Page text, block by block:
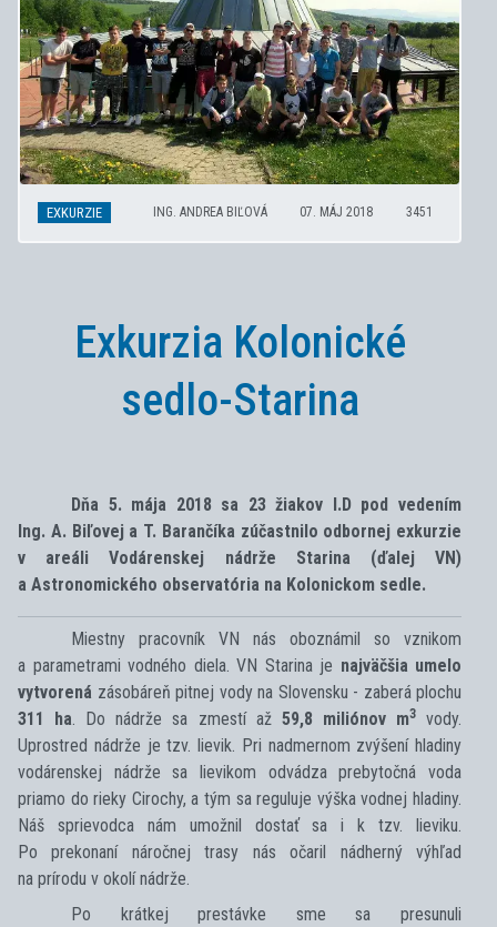
EXKURZIE ING. ANDREA BIĽOVÁ 07. MÁJ 2018 3451
Exkurzia Kolonické
sedlo-Starina
Dňa 5. mája 2018 sa 23 žiakov I.D pod vedením
Ing. A. Biľovej a T. Barančíka zúčastnilo odbornej exkurzie
v areáli Vodárenskej nádrže Starina (ďalej VN)
a Astronomického observatória na Kolonickom sedle.
Miestny pracovník VN nás oboznámil so vznikom
a parametrami vodného diela. VN Starina je najväčšia umelo
vytvorená zásobáreň pitnej vody na Slovensku - zaberá plochu
311 ha . Do nádrže sa zmestí až 59,8 miliónov m3vody.
Uprostred nádrže je tzv. lievik. Pri nadmernom zvýšení hladiny
vodárenskej nádrže sa lievikom odvádza prebytočná voda
priamo do rieky Cirochy, a tým sa reguluje výška vodnej hladiny.
Náš sprievodca nám umožnil dostať sa i k tzv. lieviku.
Po prekonaní náročnej trasy nás očaril nádherný výhľad
na prírodu v okolí nádrže.
Po krátkej prestávke sme sa presunuli